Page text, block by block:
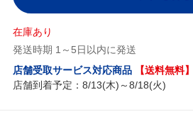
在庫あり
発送時期 1～5日以内に発送
店舗受取サービス対応商品
【送料無料】
店舗到着予定：8/13(木)～8/18(火)